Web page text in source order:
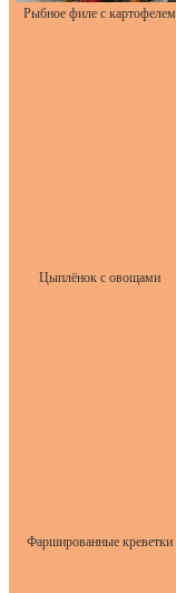
Рыбное филе с картофелем
Цыплёнок с овощами
Фаршированные креветки